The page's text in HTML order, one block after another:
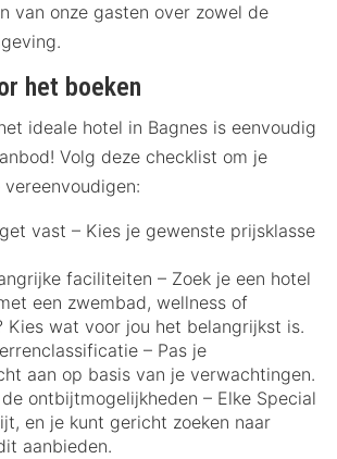
van onze gasten over zowel de
het boeken
ideale hotel in Bagnes is eenvoudig
Volg deze checklist om je
vast – Kies je gewenste prijsklasse
faciliteiten – Zoek je een hotel
een zwembad, wellness of
Kies wat voor jou het belangrijkst is.
– Pas je
aan op basis van je verwachtingen.
ontbijtmogelijkheden – Elke Special
en je kunt gericht zoeken naar
aanbieden.